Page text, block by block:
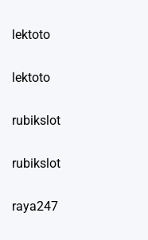
lektoto
lektoto
rubikslot
rubikslot
raya247